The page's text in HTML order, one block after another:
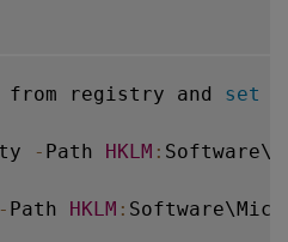
from registry and set
- Path HKLM :
- Path HKLM :